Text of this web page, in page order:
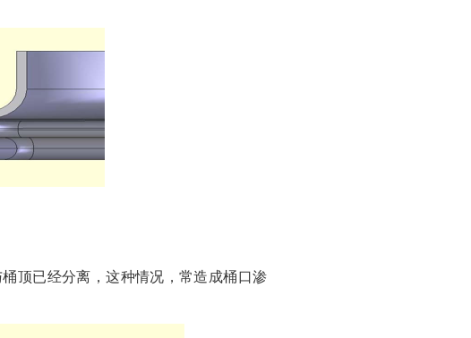
顶已经分离，这种情况，常造成桶口渗